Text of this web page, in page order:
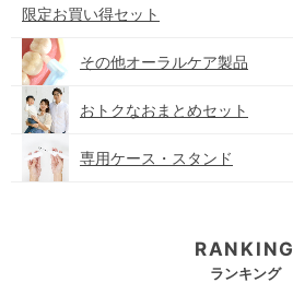
限定お買い得セット
その他オーラルケア製品
おトクなおまとめセット
専用ケース・スタンド
RANKING
ランキング